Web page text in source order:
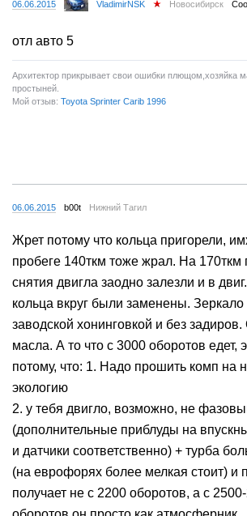
06.06.2015 VladimirNSK Новосибирск
отл авто 5
Архитектор прикрывает свои ошибки плющом,хозяйка
простыней.
Мой отзыв: Toyota Sprinter Carib 1996
06.06.2015 b00t Нижний Тагил
Жрет потому что кольца пригорели,
пробеге 140ткм тоже жрал. На
снятия двигла заодно залезли и в
кольца вкруг были заменены.
заводской хонинговкой и без
масла. А то что с 3000 оборотов едет,
потому, что: 1. Надо прошить комп на
экологию
2. у тебя двигло, возможно, не
(дополнительные приблуды на
и датчики соответственно) + турба
(на еврофорях более мелкая стоит) и
получает не с 2200 оборотов, а с